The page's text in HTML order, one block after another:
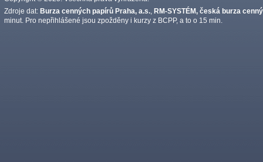
Zdroje dat: Burza cenných papírů Praha, a.s. RM-SYSTÉM, česká burza
minut. Pro nepřihlášené jsou zpožděny i kurzy z BCPP, a to o 15 min.